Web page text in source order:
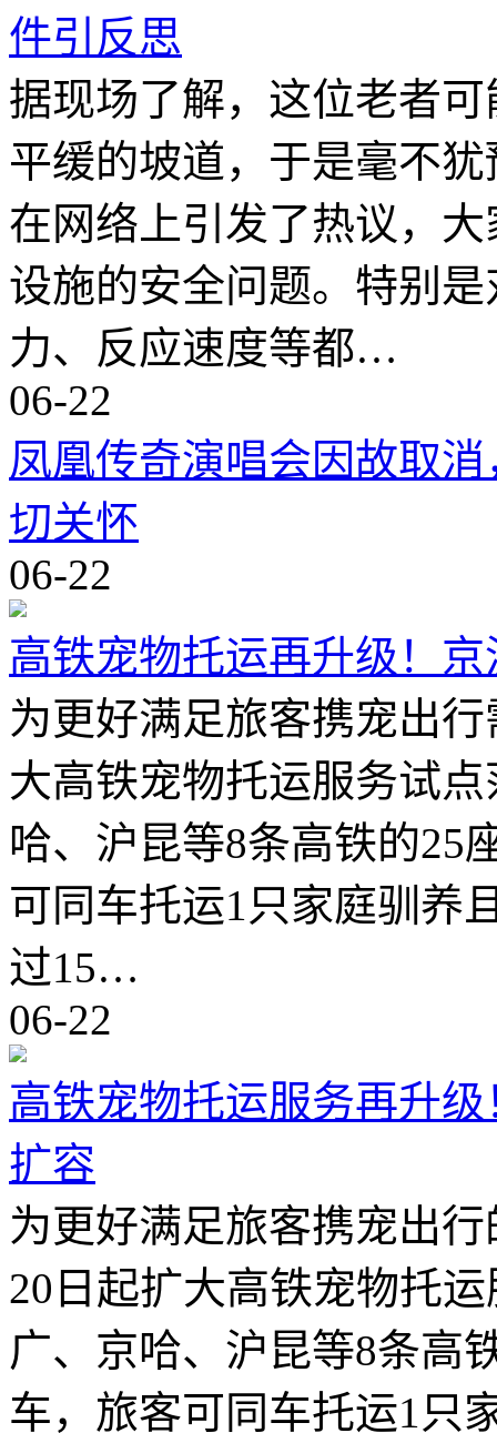
件引反思
据现场了解，这位老者
平缓的坡道，于是毫不
在网络上引发了热议，
设施的安全问题。特别
力、反应速度等都…
06-22
凤凰传奇演唱会因故取
切关怀
06-22
高铁宠物托运再升级！
为更好满足旅客携宠出
大高铁宠物托运服务试
哈、沪昆等8条高铁的25
可同车托运1只家庭驯养
过15…
06-22
高铁宠物托运服务再升
扩容
为更好满足旅客携宠出
20日起扩大高铁宠物托
广、京哈、沪昆等8条高
车，旅客可同车托运1只